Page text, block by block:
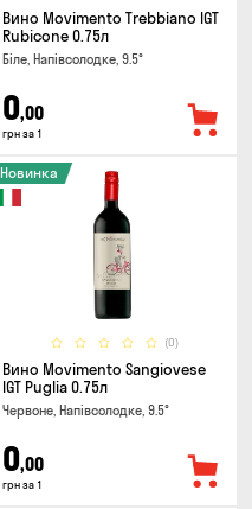
Вино Movimento Trebbiano IGT
Rubicone 0.75л
Біле, Напівсолодке, 9.5°
0,00
грн за 1
(0)
Новинка
Вино Movimento Sangiovese
IGT Puglia 0.75л
Червоне, Напівсолодке, 9.5°
0,00
грн за 1